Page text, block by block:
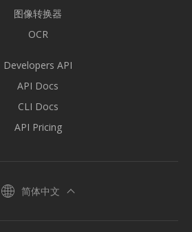
图像转换器
OCR
Developers API
API Docs
CLI Docs
API Pricing
简体中文